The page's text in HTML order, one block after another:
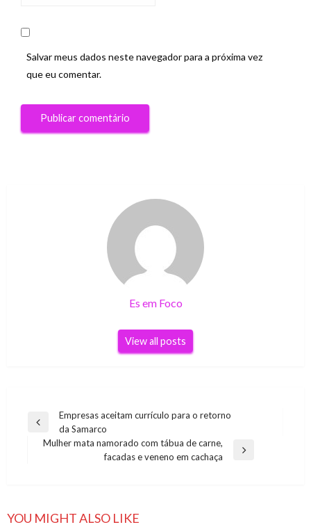
Salvar meus dados neste navegador para a próxima vez
que eu comentar.
Es em Foco
View all posts
Navegação
Previous
Post
Empresas aceitam currículo para o retorno
da Samarco
Mulher mata namorado com tábua de carne,
facadas e veneno em cachaça
YOU MIGHT ALSO LIKE